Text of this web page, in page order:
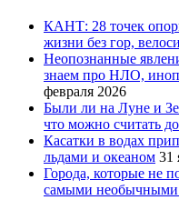
КАНТ: 28 точек
жизни без гор,
Неопознанные
знаем про НЛО,
февраля 2026
Были ли на Луне и
что можно считать
Касатки в водах
льдами и океаном 31
Города, которые не
самыми необычными